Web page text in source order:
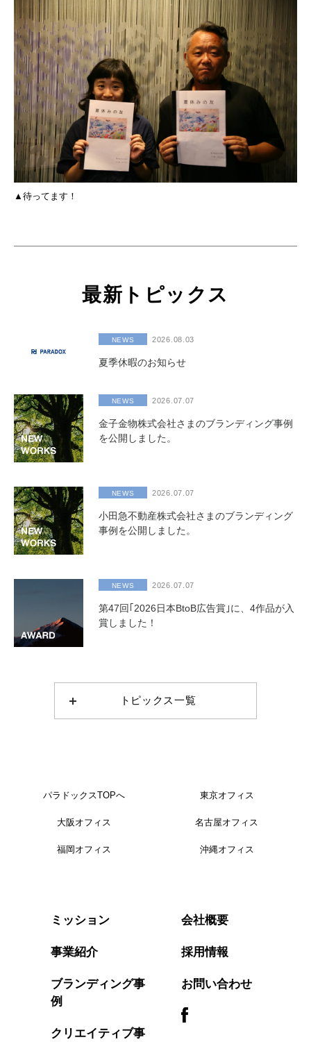
▲待ってます！
最新トピックス
NEWS 2026.08.03
夏季休暇のお知らせ
NEWS 2026.07.07
金子金物株式会社さまのブランディング事例
を公開しました。
NEWS 2026.07.07
小田急不動産株式会社さまのブランディング
事例を公開しました。
NEWS 2026.07.07
第47回｢2026日本BtoB広告賞｣に、4作品が入
賞しました！
トピックス一覧
パラドックスTOPへ 東京オフィス
大阪オフィス 名古屋オフィス
福岡オフィス 沖縄オフィス
ミッション
事業紹介
ブランディング事
例
クリエイティブ事
会社概要
採用情報
お問い合わせ